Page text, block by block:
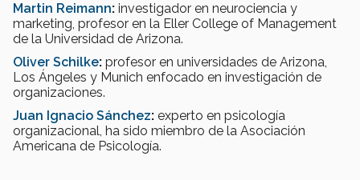
Martin Reimann: investigador en neurociencia y
marketing, profesor en la Eller College of Management
de la Universidad de Arizona.
Oliver Schilke: profesor en universidades de Arizona,
Los Ángeles y Munich enfocado en investigación de
organizaciones.
Juan Ignacio Sánchez: experto en psicología
organizacional, ha sido miembro de la Asociación
Americana de Psicología.